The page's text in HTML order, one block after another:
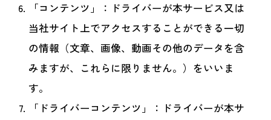
「コンテンツ」：ドライバーが本サービス又は
当社サイト上でアクセスすることができる一切
の情報（文章、画像、動画その他のデータを含
みますが、これらに限りません。）をいいま
す。
「ドライバーコンテンツ」：ドライバーが本サ